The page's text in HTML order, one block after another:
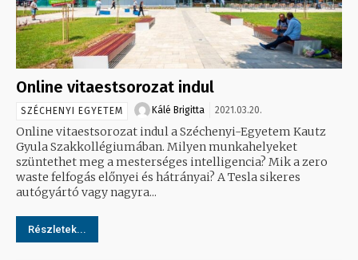
Online vitaestsorozat indul
SZÉCHENYI EGYETEM Kálé Brigitta 2021.03.20.
Online vitaestsorozat indul a Széchenyi-Egyetem Kautz
Gyula Szakkollégiumában. Milyen munkahelyeket
szüntethet meg a mesterséges intelligencia? Mik a zero
waste felfogás előnyei és hátrányai? A Tesla sikeres
autógyártó vagy nagyra...
Részletek...